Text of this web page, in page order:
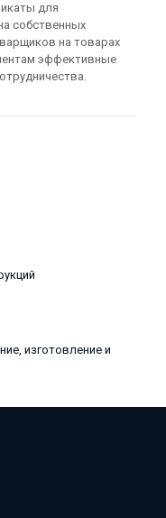
для
собственных
на товарах
эффективные
изготовление и